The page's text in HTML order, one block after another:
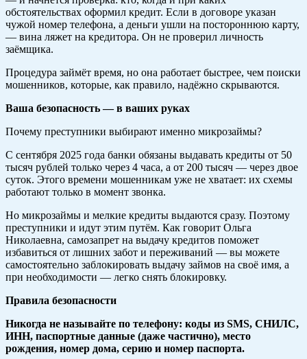
обстоятельствах оформил кредит. Если в договоре указан
чужой номер телефона, а деньги ушли на постороннюю карту,
— вина ляжет на кредитора. Он не проверил личность
заёмщика.
Процедура займёт время, но она работает быстрее, чем поиски
мошенников, которые, как правило, надёжно скрываются.
Ваша безопасность — в ваших руках
Почему преступники выбирают именно микрозаймы?
С сентября 2025 года банки обязаны выдавать кредиты от 50
тысяч рублей только через 4 часа, а от 200 тысяч — через двое
суток. Этого времени мошенникам уже не хватает: их схемы
работают только в момент звонка.
Но микрозаймы и мелкие кредиты выдаются сразу. Поэтому
преступники и идут этим путём. Как говорит Ольга
Николаевна, самозапрет на выдачу кредитов поможет
избавиться от лишних забот и переживаний — вы можете
самостоятельно заблокировать выдачу займов на своё имя, а
при необходимости — легко снять блокировку.
Правила безопасности
Никогда не называйте по телефону: коды из SMS, СНИЛС,
ИНН, паспортные данные (даже частично), место
рождения, номер дома, серию и номер паспорта.